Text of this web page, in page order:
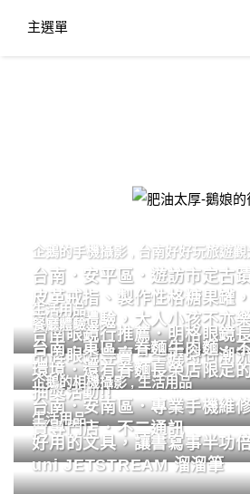
主選單
肥
企鵝的手機攝影 台南好好玩旅遊
台南．安平區．遊訪市定古
皮革戒指、製作性格糖果罐
的手作體驗，大人小孩不亦
生活用品
台南眼鏡行推薦．明格眼鏡
品牌眼鏡專賣．掌握時尚潮
餐廳體驗
台南．東區．眷麵牛肉麵．
環境．還有眷麵長榮店限定
抽獎活動!!
企鵝的相機攝影,生活用品
台南．安南區．專業手機維
賣專門店．不二通訊
生活用品
好用的文具，讓書寫事半功
uni JETSTREAM 溜溜筆